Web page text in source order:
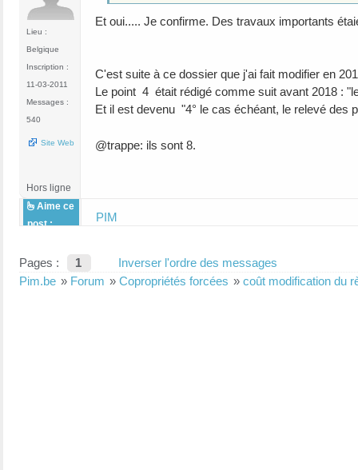
Lieu :
Belgique
Inscription :
11-03-2011
Messages :
540
Site Web
Et oui..... Je confirme. Des travaux importants
C'est suite à ce dossier que j'ai fait modifier en
Le point 4 était rédigé comme suit avant 2018 :
Et il est devenu "4° le cas échéant, le relevé
@trappe: ils sont 8.
Hors ligne
Aime ce
post :
PIM
Pages : 1
Inverser l'ordre des messages
Pim.be » Forum » Copropriétés forcées » coût modification du